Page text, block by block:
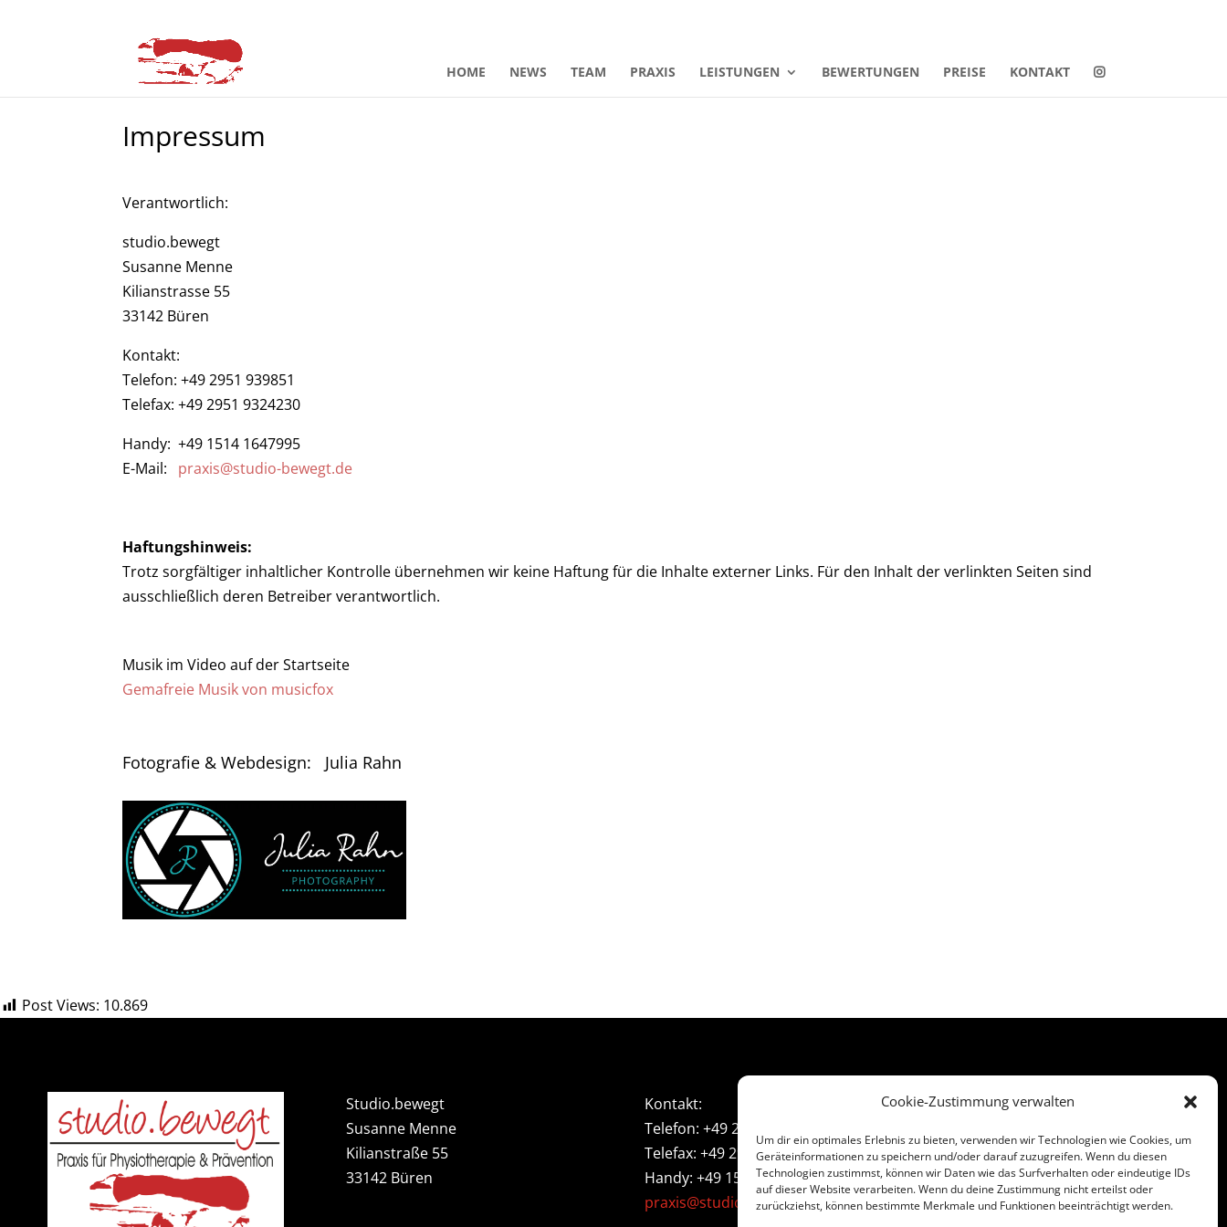
Cookie-Zustimmung verwalten
Um dir ein optimales Erlebnis zu bieten, verwenden wir Technologien wie Cookies, um
Geräteinformationen zu speichern und/oder darauf zuzugreifen. Wenn du diesen
Technologien zustimmst, können wir Daten wie das Surfverhalten oder eindeutige IDs
auf dieser Website verarbeiten. Wenn du deine Zustimmung nicht erteilst oder
zurückziehst, können bestimmte Merkmale und Funktionen beeinträchtigt werden.
HOME NEWS TEAM PRAXIS LEISTUNGEN BEWERTUNGEN PREISE KONTAKT
Impressum
Verantwortlich:
studio.bewegt
Susanne Menne
Kilianstrasse 55
33142 Büren
Kontakt:
Telefon: +49 2951 939851
Telefax: +49 2951 9324230
Handy: +49 1514 1647995
E-Mail: praxis@studio-bewegt.de
Haftungshinweis:
Trotz sorgfältiger inhaltlicher Kontrolle übernehmen wir keine Haftung für die Inhalte externer Links. Für den Inhalt der verlinkten Seiten sind
ausschließlich deren Betreiber verantwortlich.
Musik im Video auf der Startseite
Gemafreie Musik von musicfox
Fotografie & Webdesign: Julia Rahn
Post Views: 10.869
Studio.bewegt
Susanne Menne
Kilianstraße 55
33142 Büren
Kontakt:
Telefon: +49 2951 939851
Telefax: +49 2951 9324230
Handy: +49 1514 1647995
praxis@studio-bewegt.de
Impressum
Datenschutzerklärung
Cookie-Richtlinie (EU)